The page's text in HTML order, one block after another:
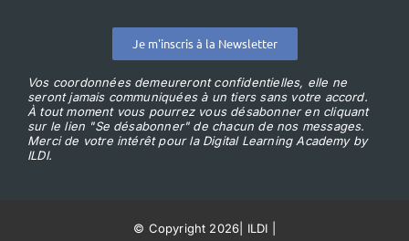
Je m'inscris à la Newsletter
Vos coordonnées demeureront confidentielles, elle ne
seront jamais communiquées à un tiers sans votre accord.
À tout moment vous pourrez vous désabonner en cliquant
sur le lien "Se désabonner" de chacun de nos messages.
Merci de votre intérêt pour la Digital Learning Academy by
ILDI.
© Copyright 2026 ILDI